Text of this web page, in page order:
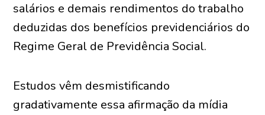
salários e demais rendimentos do trabalho
deduzidas dos benefícios previdenciários do
Regime Geral de Previdência Social.
Estudos vêm desmistificando
gradativamente essa afirmação da mídia